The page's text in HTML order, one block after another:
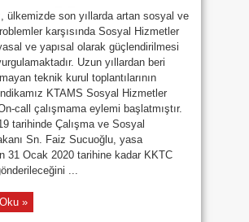
ülkemizde son yıllarda artan sosyal ve
karşısında Sosyal Hizmetler
ve yapısal olarak güçlendirilmesi
Uzun yıllardan beri
teknik kurul toplantılarının
KTAMS Sosyal Hizmetler
call çalışmama eylemi başlatmıştır.
tarihinde Çalışma ve Sosyal
Sn. Faiz Sucuoğlu, yasa
31 Ocak 2020 tarihine kadar KKTC
...
»